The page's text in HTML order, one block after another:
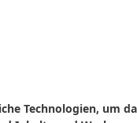
Technologien, um